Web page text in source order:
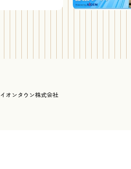
イオンタウン株式会社